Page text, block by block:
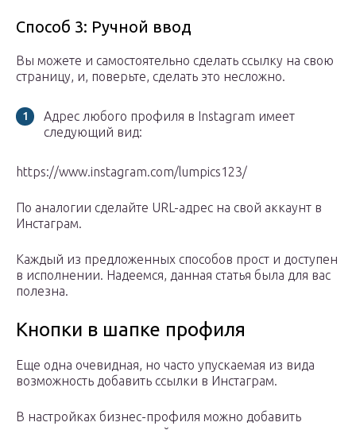
Способ 3: Ручной ввод
Вы можете и самостоятельно сделать ссылку на свою
страницу, и, поверьте, сделать это несложно.
Адрес любого профиля в Instagram имеет
следующий вид:
https://www.instagram.com/lumpics123/
По аналогии сделайте URL-адрес на свой аккаунт в
Инстаграм.
Каждый из предложенных способов прост и доступен
в исполнении. Надеемся, данная статья была для вас
полезна.
Кнопки в шапке профиля
Еще одна очевидная, но часто упускаемая из вида
возможность добавить ссылки в Инстаграм.
В настройках бизнес-профиля можно добавить